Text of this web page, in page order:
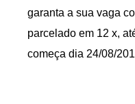
garanta a sua vaga
parcelado em 12 x,
começa dia 24/08/